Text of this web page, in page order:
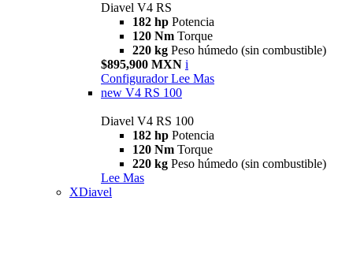
Diavel V4 RS
182 hp Potencia
120 Nm Torque
220 kg Peso húmedo (sin combustible)
$895,900 MXN i
Configurador Lee Mas
new V4 RS 100
Diavel V4 RS 100
182 hp Potencia
120 Nm Torque
220 kg Peso húmedo (sin combustible)
Lee Mas
XDiavel